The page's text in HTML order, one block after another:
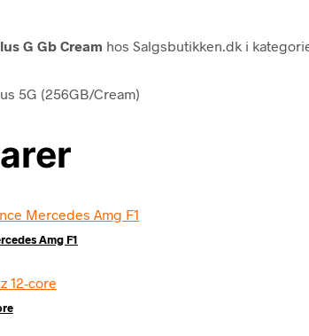
G Gb Cream hos Salgsbutikken.dk i
5G (256GB/Cream)
Amg F1